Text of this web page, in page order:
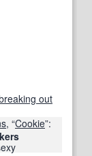
out
, “Cookie”‎: